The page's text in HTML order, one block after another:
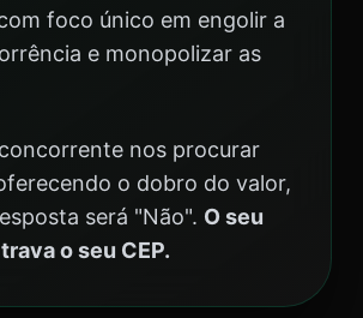
foco único em engolir a
e monopolizar as
nos procurar
o dobro do valor,
será "Não". O seu
o seu CEP.